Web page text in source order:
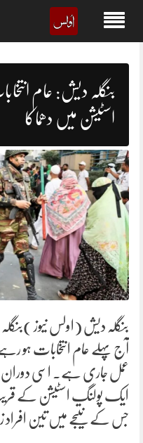
بنگلہ دیش: عام
اسٹیشن میں دھماکا
بنگلہ دیش (اولس نیوز
آج پہلے عام انتخابات ہو
عمل جاری ہے۔ اسی دوران
ایک پولنگ اسٹیشن کے قریب
جس کے نتیجے میں تین افراد